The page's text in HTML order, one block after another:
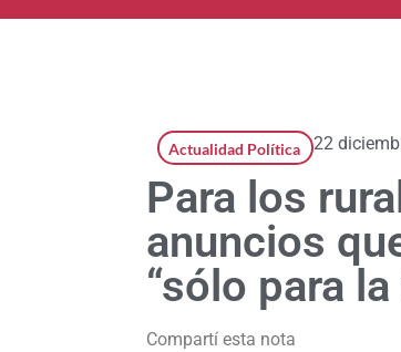
Actualidad Política 22
Para los
anuncios
“sólo para
Compartí esta nota